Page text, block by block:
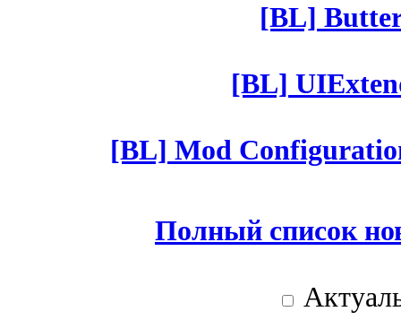
[BL]
[BL]
[BL] Mod
Полный список